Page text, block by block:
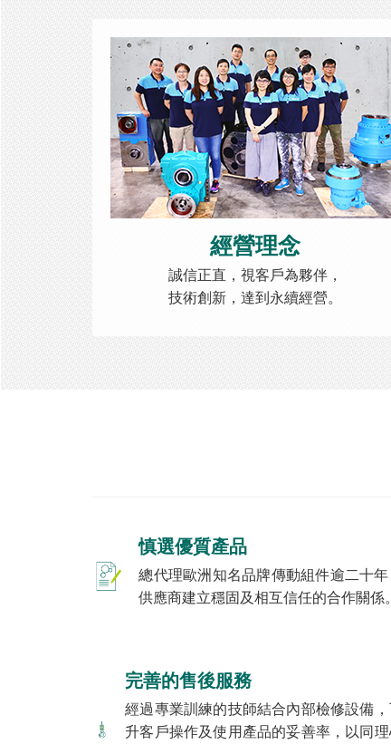
經營理念
誠信正直，視客戶為夥伴，
技術創新，達到永續經營。
慎選優質產品
總代理歐洲知名品牌傳動組件逾二十
供應商建立穩固及相互信任的合作關係。
完善的售後服務
經過專業訓練的技師結合內部檢修設備
升客戶操作及使用產品的妥善率，以同